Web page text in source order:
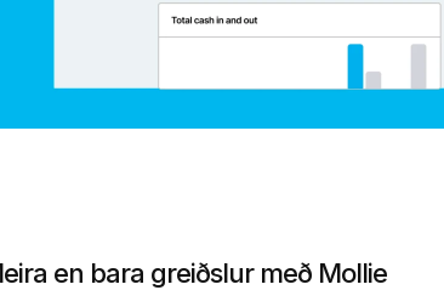
en bara greiðslur með Mollie